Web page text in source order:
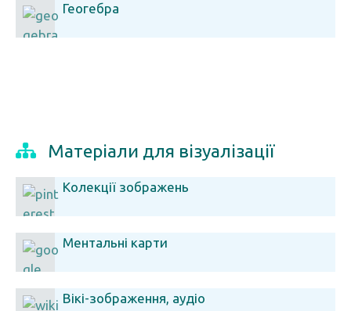
Геогебра
Матеріали для візуалізації
Колекції зображень
Ментальні карти
Вікі-зображення, аудіо